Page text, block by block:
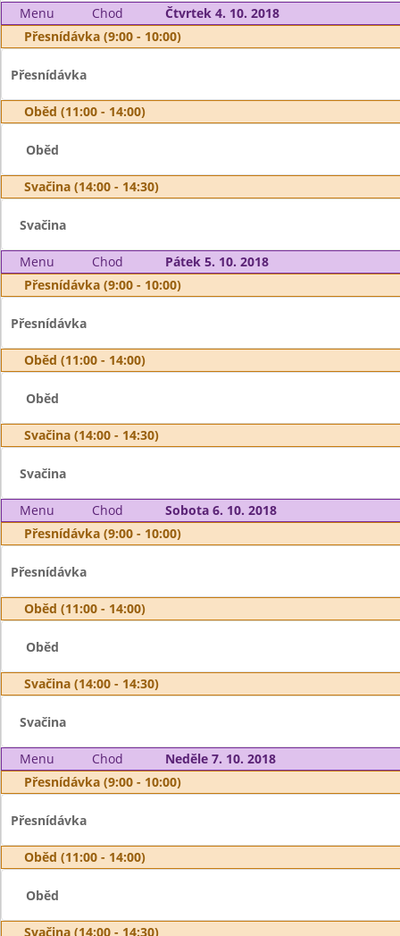
Menu Chod
Čtvrtek 4. 10. 2018
Přesnídávka (9:00 - 10:00)
Přesnídávka
Oběd (11:00 - 14:00)
Oběd
Svačina (14:00 - 14:30)
Svačina
Menu Chod
Pátek 5. 10. 2018
Přesnídávka (9:00 - 10:00)
Přesnídávka
Oběd (11:00 - 14:00)
Oběd
Svačina (14:00 - 14:30)
Svačina
Menu Chod
Sobota 6. 10. 2018
Přesnídávka (9:00 - 10:00)
Přesnídávka
Oběd (11:00 - 14:00)
Oběd
Svačina (14:00 - 14:30)
Svačina
Menu Chod
Neděle 7. 10. 2018
Přesnídávka (9:00 - 10:00)
Přesnídávka
Oběd (11:00 - 14:00)
Oběd
Svačina (14:00 - 14:30)